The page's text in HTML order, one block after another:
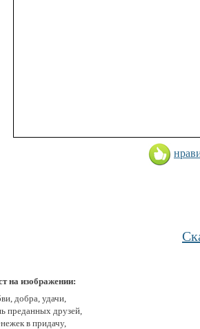
на изображении:
добра, удачи,
преданных друзей,
в придачу,